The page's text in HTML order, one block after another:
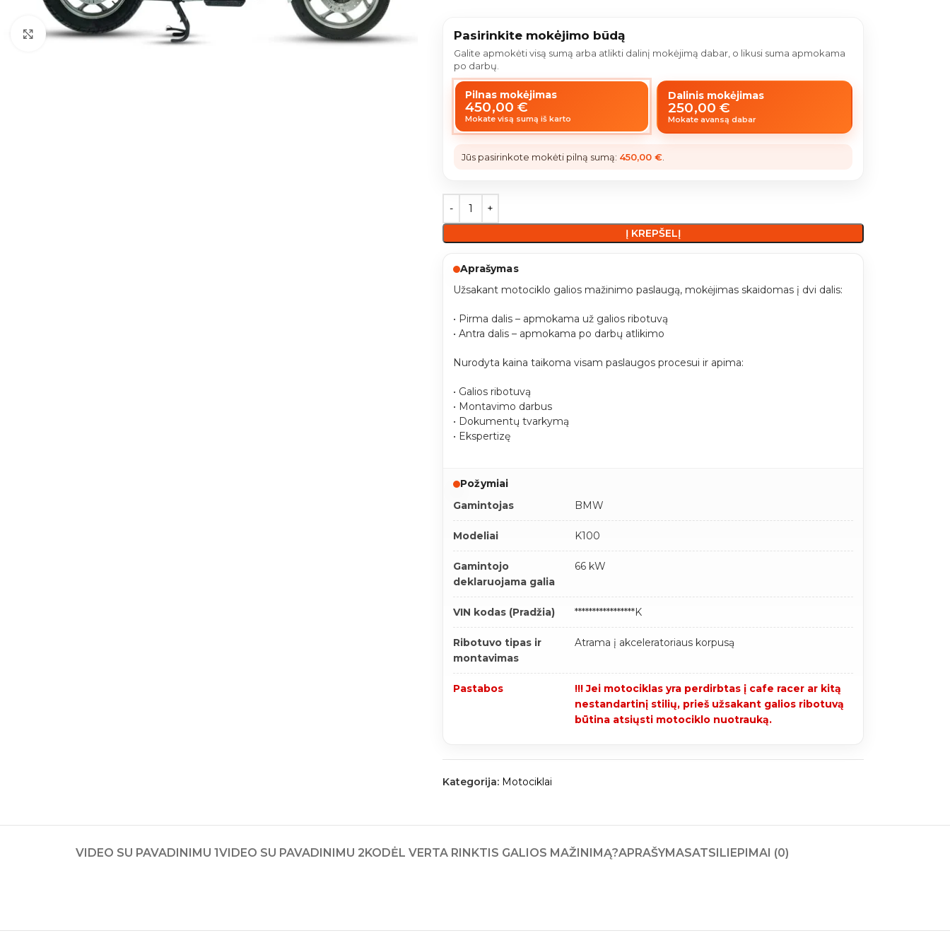
Spustelėkite norėdami padidinti Pasirinkite mokėjimo būdą
Galite apmokėti visą sumą arba atlikti dalinį mokėjimą dabar, o likusi suma apmokama
po darbų.
Pilnas mokėjimas
450,00€
Mokate visą sumą iš karto
Dalinis mokėjimas
250,00€
Mokate avansą dabar
Jūs pasirinkote mokėti pilną sumą: 450,00 €.
Į KREPŠELĮ
Aprašymas
Užsakant motociklo galios mažinimo paslaugą, mokėjimas skaidomas į dvi dalis:
• Pirma dalis – apmokama už galios ribotuvą
• Antra dalis – apmokama po darbų atlikimo
Nurodyta kaina taikoma visam paslaugos procesui ir apima:
• Galios ribotuvą
• Montavimo darbus
• Dokumentų tvarkymą
• Ekspertizę
Požymiai
Gamintojas
BMW
Modeliai K100
Gamintojo
deklaruojama galia
66 kW
VIN kodas (Pradžia) *****************K
Ribotuvo tipas ir
montavimas
Atrama į akceleratoriaus korpusą
Pastabos
!!! Jei motociklas yra perdirbtas į cafe racer ar kitą
nestandartinį stilių, prieš užsakant galios ribotuvą
būtina atsiųsti motociklo nuotrauką.
Kategorija: Motociklai
VIDEO SU PAVADINIMU 1VIDEO SU PAVADINIMU 2KODĖL VERTA RINKTIS GALIOS MAŽINIMĄ?APRAŠYMASATSILIEPIMAI (0)